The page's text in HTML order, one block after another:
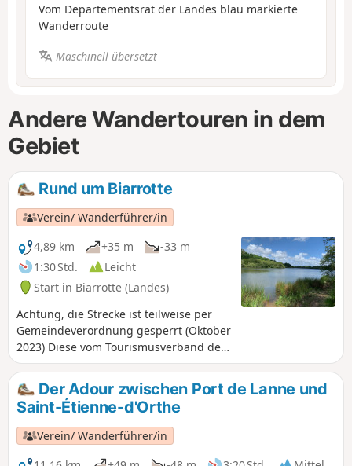
Vom Departementsrat der Landes blau markierte
Wanderroute
Maschinell übersetzt
Andere Wandertouren in dem
Gebiet
Rund um Biarrotte
Verein/ Wanderführer/in
4,89 km
+35 m
-33 m
1:30 Std.
Leicht
Start in Biarrotte (Landes)
Achtung, die Strecke ist teilweise per
Gemeindeverordnung gesperrt (Oktober
2023) Diese vom Tourismusverband des
Departements Landes unter dem
Namen „Entre bois et lac à Biarrotte“
veröffentlichte Route ermöglicht es, den
Lac de Bédorède und das Haus La
Mayou zu entdecken.
Der Adour zwischen Port de Lanne und
Saint-Étienne-d'Orthe
Verein/ Wanderführer/in